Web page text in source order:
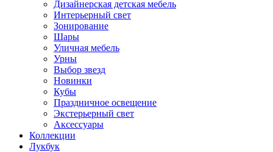
Дизайнерская детская мебель
Интерьерный свет
Зонирование
Шары
Уличная мебель
Урны
Выбор звезд
Новинки
Кубы
Праздничное освещение
Экстерьерный свет
Аксессуары
Коллекции
Лукбук